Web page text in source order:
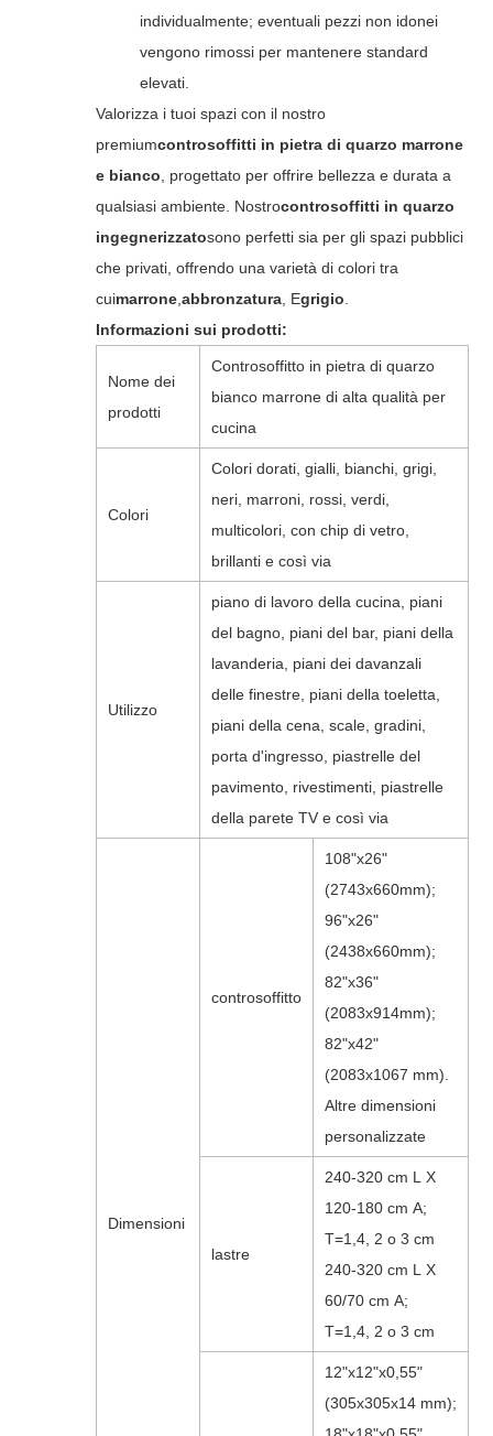
individualmente; eventuali pezzi non idonei
vengono rimossi per mantenere standard
elevati.
Valorizza i tuoi spazi con il nostro
premiumcontrosoffitti in pietra di quarzo marrone
e bianco , progettato per offrire bellezza e durata a
qualsiasi ambiente. Nostrocontrosoffitti in quarzo
ingegnerizzatosono perfetti sia per gli spazi pubblici
che privati, offrendo una varietà di colori tra
cuimarrone, abbronzatura, Egrigio
Informazioni sui prodotti:
Nome dei
prodotti
Controsoffitto in pietra di quarzo
bianco marrone di alta qualità per
cucina
Colori
Colori dorati, gialli, bianchi, grigi,
neri, marroni, rossi, verdi,
multicolori, con chip di vetro,
brillanti e così via
Utilizzo
piano di lavoro della cucina, piani
del bagno, piani del bar, piani della
lavanderia, piani dei davanzali
delle finestre, piani della toeletta,
piani della cena, scale, gradini,
porta d'ingresso, piastrelle del
pavimento, rivestimenti, piastrelle
della parete TV e così via
Dimensioni
controsoffitto
108"x26"
(2743x660mm);
96"x26"
(2438x660mm);
82"x36"
(2083x914mm);
82"x42"
(2083x1067 mm).
Altre dimensioni
personalizzate
lastre
240-320 cm L X
120-180 cm A;
T=1,4, 2 o 3 cm
240-320 cm L X
60/70 cm A;
T=1,4, 2 o 3 cm
12"x12"x0,55"
(305x305x14 mm);